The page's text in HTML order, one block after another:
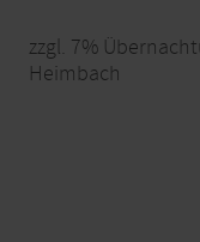
zzgl. 7%
Heimbach